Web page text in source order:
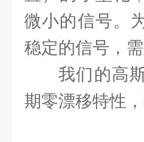
微小的信号。
稳定的信号，
我们的高
期零漂移特性